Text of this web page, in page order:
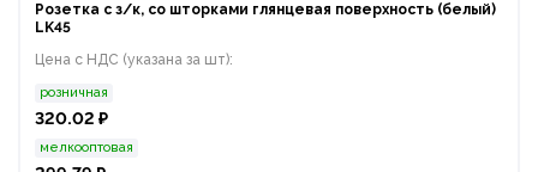
Розетка с з/к, со шторками глянцевая поверхность (белый)
LK45
Цена с НДС (указана за шт):
розничная
320.02 ₽
мелкооптовая